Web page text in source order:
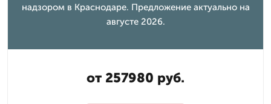
надзором в Краснодаре. Предложение актуально на
августе 2026.
от 257980 руб.